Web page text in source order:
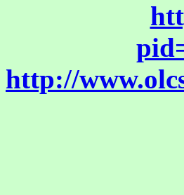
http://